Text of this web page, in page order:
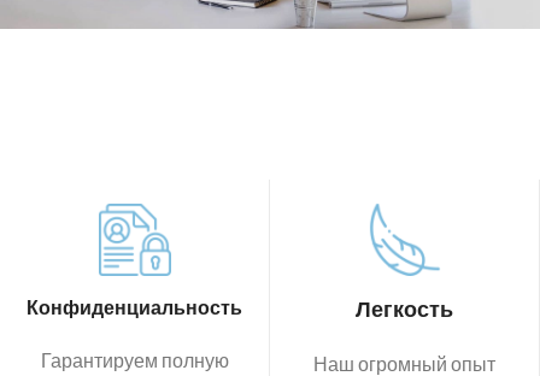
Конфиденциальность
Гарантируем полную
Легкость
Наш огромный опыт